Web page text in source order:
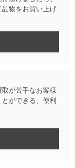
物をお買い上げ
が苦手なお客様
ができる、便利